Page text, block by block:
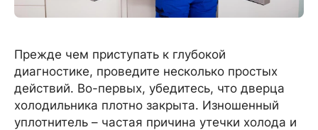
Прежде чем приступать к глубокой
диагностике, проведите несколько простых
действий. Во-первых, убедитесь, что дверца
холодильника плотно закрыта. Изношенный
уплотнитель – частая причина утечки холода и